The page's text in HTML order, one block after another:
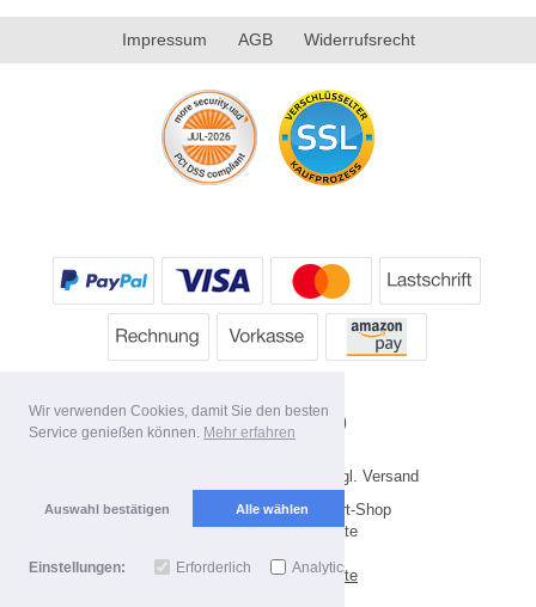
Wir verwenden Cookies, damit Sie den besten
Service genießen können. Mehr erfahren
Auswahl bestätigen Alle wählen
Einstellungen: Erforderlich Analytics
Impressum AGB Widerrufsrecht
* Alle Preise inkl. MwSt. evtl. zzgl. Versand
Copyright 2026 by HP's Sport-Shop
Mobile Shop by Shopgate
Zur klassischen Webseite